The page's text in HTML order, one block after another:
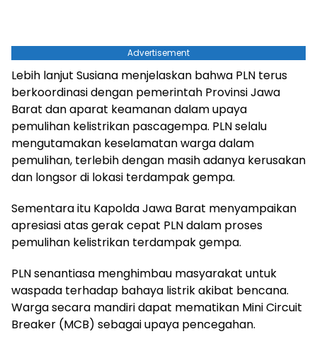
Advertisement
Lebih lanjut Susiana menjelaskan bahwa PLN terus
berkoordinasi dengan pemerintah Provinsi Jawa
Barat dan aparat keamanan dalam upaya
pemulihan kelistrikan pascagempa. PLN selalu
mengutamakan keselamatan warga dalam
pemulihan, terlebih dengan masih adanya kerusakan
dan longsor di lokasi terdampak gempa.
Sementara itu Kapolda Jawa Barat menyampaikan
apresiasi atas gerak cepat PLN dalam proses
pemulihan kelistrikan terdampak gempa.
PLN senantiasa menghimbau masyarakat untuk
waspada terhadap bahaya listrik akibat bencana.
Warga secara mandiri dapat mematikan Mini Circuit
Breaker (MCB) sebagai upaya pencegahan.